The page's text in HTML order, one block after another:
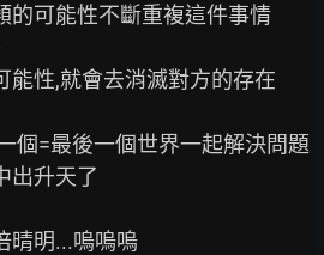
的可能性不斷重複這件事情
能性,就會去消滅對方的存在
個=最後一個世界一起解決問題
出升天了
晴明...嗚嗚嗚